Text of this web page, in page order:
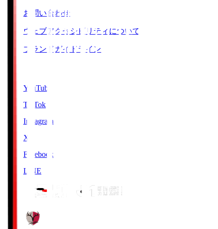
お問い合わせ
ウェブアクセシビリティについて
ブランドガイドライン
YouTube
TikTok
Instagram
X
Facebook
LINE